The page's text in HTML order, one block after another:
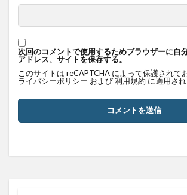
次回のコメントで使用するためブラウザーに自
アドレス、サイトを保存する。
このサイトは reCAPTCHA によって保護されて
ライバシーポリシー および利用規約に適用され